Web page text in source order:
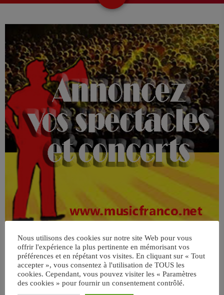
Nous utilisons des cookies sur notre site Web pour vous
offrir l'expérience la plus pertinente en mémorisant vos
préférences et en répétant vos visites. En cliquant sur « Tout
accepter », vous consentez à l'utilisation de TOUS les
cookies. Cependant, vous pouvez visiter les « Paramètres
des cookies » pour fournir un consentement contrôlé.